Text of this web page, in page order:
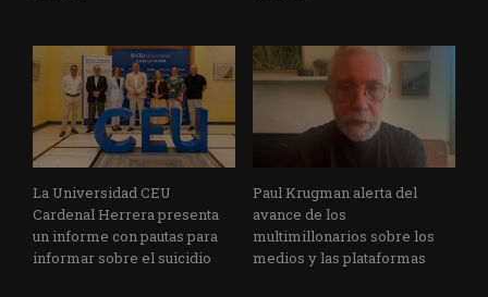
La Universidad CEU
Cardenal Herrera presenta
un informe con pautas para
informar sobre el suicidio
Paul Krugman alerta del
avance de los
multimillonarios sobre los
medios y las plataformas